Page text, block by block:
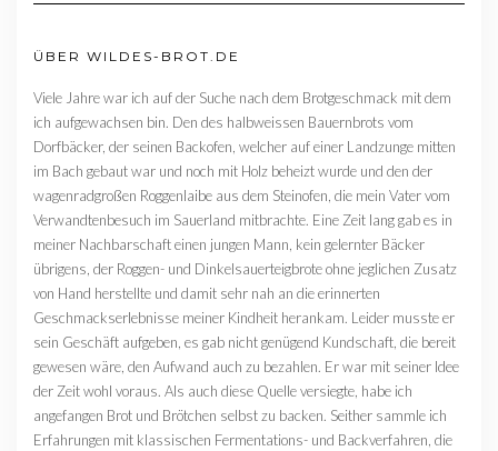
ÜBER WILDES-BROT.DE
Viele Jahre war ich auf der Suche nach dem Brotgeschmack mit dem
ich aufgewachsen bin. Den des halbweissen Bauernbrots vom
Dorfbäcker, der seinen Backofen, welcher auf einer Landzunge mitten
im Bach gebaut war und noch mit Holz beheizt wurde und den der
wagenradgroßen Roggenlaibe aus dem Steinofen, die mein Vater vom
Verwandtenbesuch im Sauerland mitbrachte. Eine Zeit lang gab es in
meiner Nachbarschaft einen jungen Mann, kein gelernter Bäcker
übrigens, der Roggen- und Dinkelsauerteigbrote ohne jeglichen Zusatz
von Hand herstellte und damit sehr nah an die erinnerten
Geschmackserlebnisse meiner Kindheit herankam. Leider musste er
sein Geschäft aufgeben, es gab nicht genügend Kundschaft, die bereit
gewesen wäre, den Aufwand auch zu bezahlen. Er war mit seiner Idee
der Zeit wohl voraus. Als auch diese Quelle versiegte, habe ich
angefangen Brot und Brötchen selbst zu backen. Seither sammle ich
Erfahrungen mit klassischen Fermentations- und Backverfahren, die